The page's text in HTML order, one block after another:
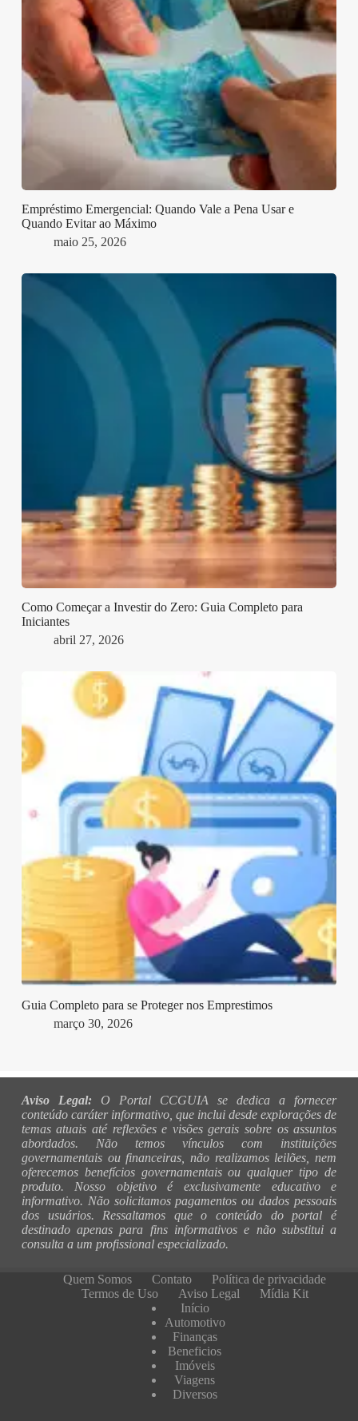
Empréstimo Emergencial: Quando Vale a Pena Usar e
Quando Evitar ao Máximo
maio 25, 2026
Como Começar a Investir do Zero: Guia Completo para
Iniciantes
abril 27, 2026
Guia Completo para se Proteger nos Emprestimos
março 30, 2026
Aviso Legal: O Portal CCGUIA se dedica a fornecer
conteúdo caráter informativo, que inclui desde explorações de
temas atuais até reflexões e visões gerais sobre os assuntos
abordados. Não temos vínculos com instituições
governamentais ou financeiras, não realizamos leilões, nem
oferecemos benefícios governamentais ou qualquer tipo de
produto. Nosso objetivo é exclusivamente educativo e
informativo. Não solicitamos pagamentos ou dados pessoais
dos usuários. Ressaltamos que o conteúdo do portal é
destinado apenas para fins informativos e não substitui a
consulta a um profissional especializado.
Quem Somos Contato
Política de privacidade
Termos de Uso
Aviso Legal
Mídia Kit
Início
Automotivo
Finanças
Beneficios
Imóveis
Viagens
Diversos